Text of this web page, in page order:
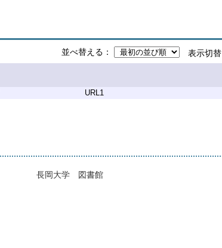
並べ替える 表示切替
URL1
長岡大学 図書館